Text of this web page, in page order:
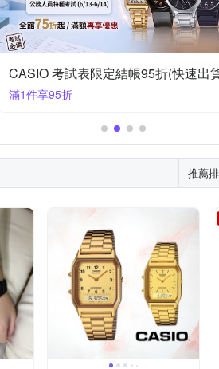
CASIO 限定推薦結帳88折起(折後72
滿1件享88折
推薦